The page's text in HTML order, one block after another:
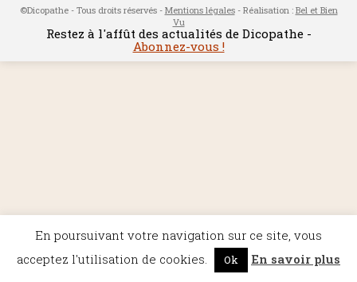
©Dicopathe - Tous droits réservés - Mentions légales- Réalisation : Bel et Bien
Vu
Restez à l'affût des actualités de Dicopathe -
Abonnez-vous !
En poursuivant votre navigation sur ce site, vous
acceptez l'utilisation de cookies.
Ok En savoir plus